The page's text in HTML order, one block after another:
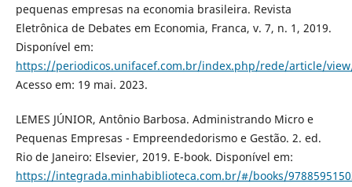
pequenas empresas na economia brasileira. Revista
Eletrônica de Debates em Economia, Franca, v. 7, n. 1, 2019.
Disponível em:
https://periodicos.unifacef.com.br/index.php/rede/article/
Acesso em: 19 mai. 2023.
LEMES JÚNIOR, Antônio Barbosa. Administrando Micro e
Pequenas Empresas - Empreendedorismo e Gestão. 2. ed.
Rio de Janeiro: Elsevier, 2019. E-book. Disponível em:
https://integrada.minhabiblioteca.com.br/#/books/